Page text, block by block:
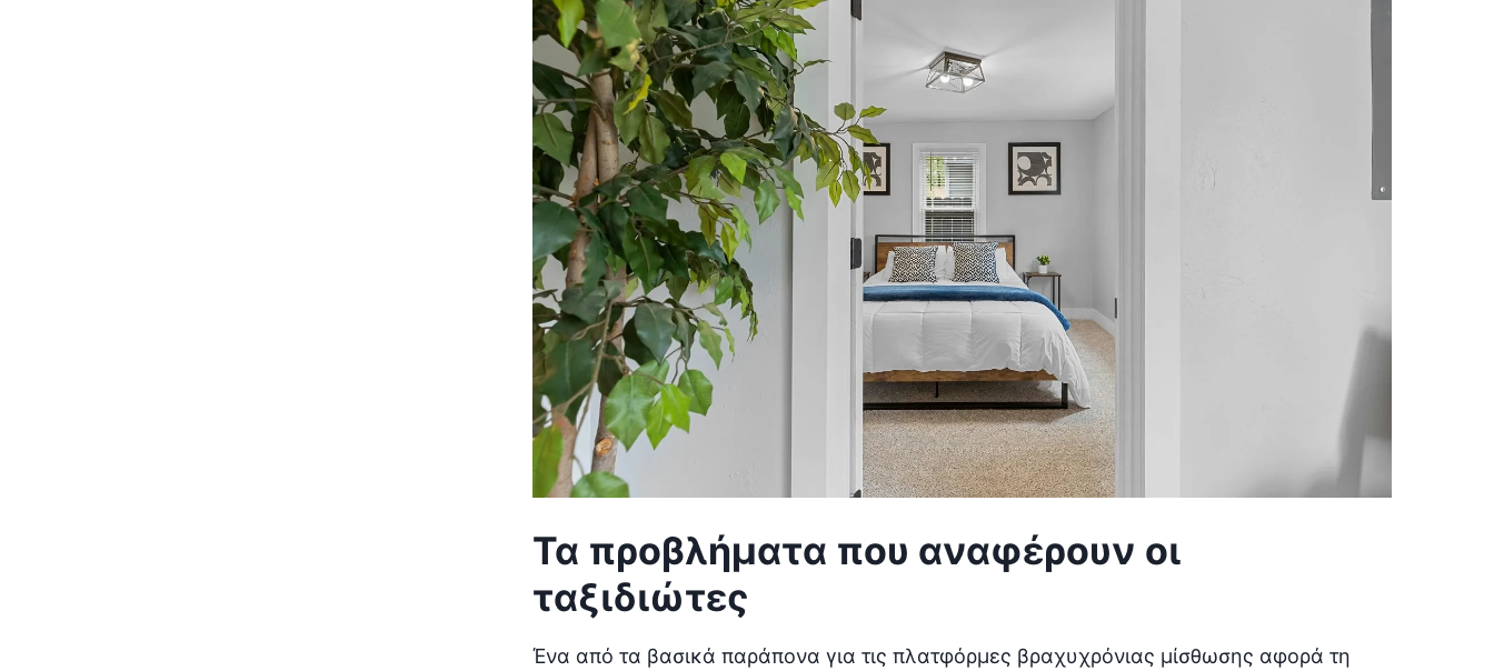
Τα προβλήματα που αναφέρουν οι
ταξιδιώτες
Ένα από τα βασικά παράπονα για τις πλατφόρμες βραχυχρόνιας μίσθωσης αφορά τη